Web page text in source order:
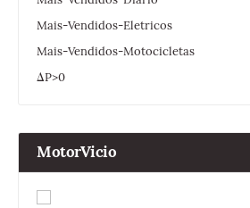
Mais-Vendidos-Eletricos
Mais-Vendidos-Motocicletas
ΔP>0
MotorVicio